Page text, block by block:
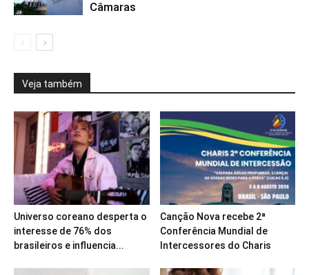
Câmaras
Veja também
Universo coreano desperta o
interesse de 76% dos
brasileiros e influencia...
Canção Nova recebe 2ª
Conferência Mundial de
Intercessores do Charis